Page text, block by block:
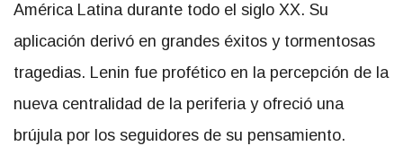
América Latina durante todo el siglo XX. Su
aplicación derivó en grandes éxitos y tormentosas
tragedias. Lenin fue profético en la percepción de la
nueva centralidad de la periferia y ofreció una
brújula por los seguidores de su pensamiento.